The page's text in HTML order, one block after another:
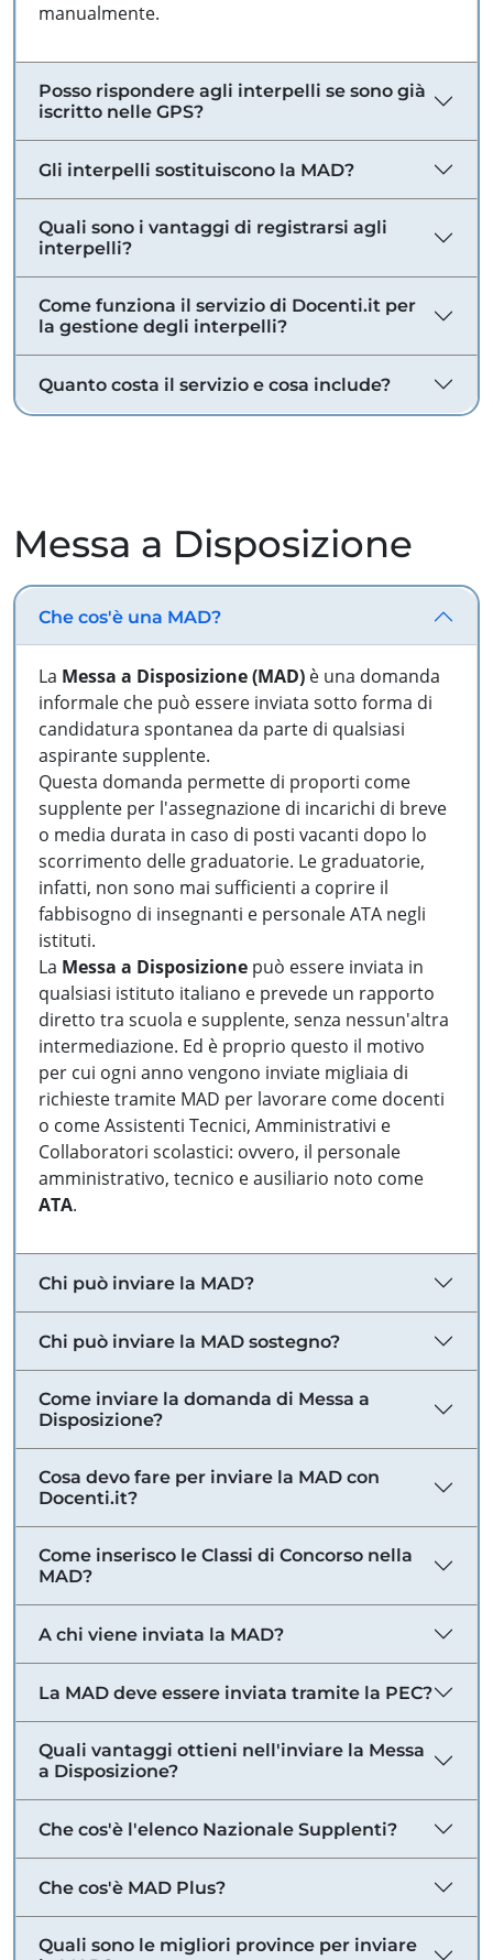
manualmente.
Posso rispondere agli interpelli se sono già
iscritto nelle GPS?
Gli interpelli sostituiscono la MAD?
Quali sono i vantaggi di registrarsi agli
interpelli?
Come funziona il servizio di Docenti.it per
la gestione degli interpelli?
Quanto costa il servizio e cosa include?
Messa a Disposizione
Che cos'è una MAD?
La Messa a Disposizione (MAD) è una domanda
informale che può essere inviata sotto forma di
candidatura spontanea da parte di qualsiasi
aspirante supplente.
Questa domanda permette di proporti come
supplente per l'assegnazione di incarichi di breve
o media durata in caso di posti vacanti dopo lo
scorrimento delle graduatorie. Le graduatorie,
infatti, non sono mai sufficienti a coprire il
fabbisogno di insegnanti e personale ATA negli
istituti.
La Messa a Disposizione può essere inviata in
qualsiasi istituto italiano e prevede un rapporto
diretto tra scuola e supplente, senza nessun'altra
intermediazione. Ed è proprio questo il motivo
per cui ogni anno vengono inviate migliaia di
richieste tramite MAD per lavorare come docenti
o come Assistenti Tecnici, Amministrativi e
Collaboratori scolastici: ovvero, il personale
amministrativo, tecnico e ausiliario noto come
ATA.
Chi può inviare la MAD?
Chi può inviare la MAD sostegno?
Come inviare la domanda di Messa a
Disposizione?
Cosa devo fare per inviare la MAD con
Docenti.it?
Come inserisco le Classi di Concorso nella
MAD?
A chi viene inviata la MAD?
La MAD deve essere inviata tramite la PEC?
Quali vantaggi ottieni nell'inviare la Messa
a Disposizione?
Che cos'è l'elenco Nazionale Supplenti?
Che cos'è MAD Plus?
Quali sono le migliori province per inviare